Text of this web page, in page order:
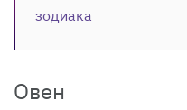
зодиака
Овен